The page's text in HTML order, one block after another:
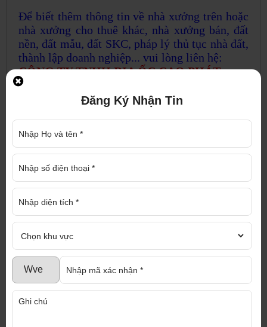
Để biết thêm thông tin về nhà xưởng trên hoặc
nhà xưởng cho thuê khác, nhà xưởng bán, đất
nền, đất mẫu, đất SKC, pháp lý thủ tục nhà đất,
thành lập doanh nghiệp... vui lòng liên hệ:
CÔNG TY TNHH ĐỊA ỐC CAO PHÁT
Trao niềm tin - Nhận th
Địa chỉ : 1286 Nguyễn Chí Thanh, P. Hiệp
976 (Mr Trí)
Email : diaoccaophat@gmail.com
Website : nhaxuongmiendong.com,
diaoccaophat.com
toàn miễn phí với đội ngũ nhân viên chuyên
nghiệp và tận tâm
Đăng Ký Nhận Tin